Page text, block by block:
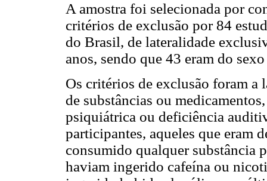
A amostra foi selecionada por
critérios de exclusão por 84
do Brasil, de lateralidade
anos, sendo que 43 eram do
Os critérios de exclusão foram a
de substâncias ou
psiquiátrica ou deficiência
participantes, aqueles que eram
consumido qualquer substância
haviam ingerido cafeína ou